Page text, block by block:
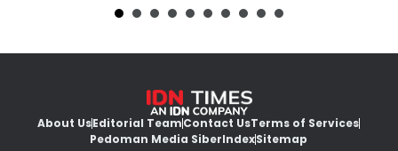
About UsEditorial TeamContact UsTerms of Services
Pedoman Media SiberIndexSitemap